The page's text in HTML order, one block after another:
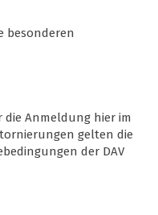
besonderen
Anmeldung hier im
gelten die
der DAV